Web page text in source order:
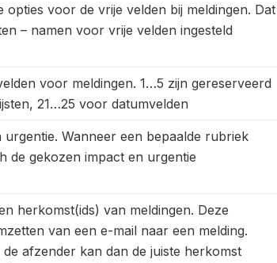
opties voor de vrije velden bij meldingen. Dat
– namen voor vrije velden ingesteld
voor meldingen. 1…5 zijn gereserveerd
21…25 voor datumvelden
Wanneer een bepaalde rubriek
de gekozen impact en urgentie
herkomst(ids) van meldingen. Deze
van een e-mail naar een melding.
afzender kan dan de juiste herkomst